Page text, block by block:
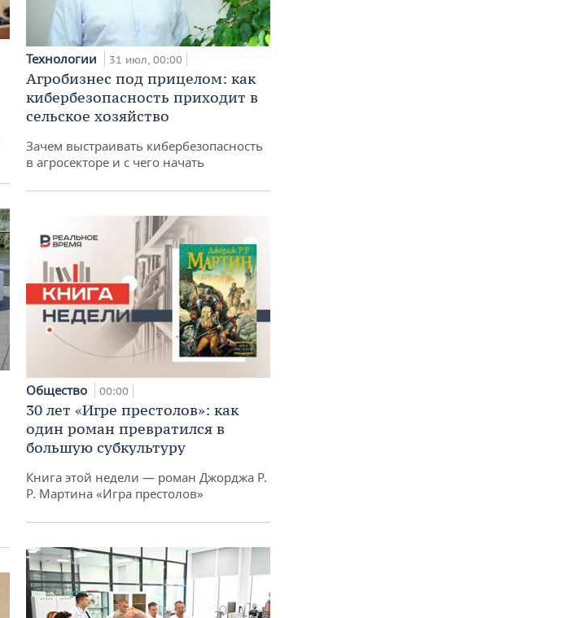
Технологии 31 июл, 00:00
Агробизнес под прицелом: как
кибербезопасность приходит в
сельское хозяйство
Зачем выстраивать кибербезопасность
в агросекторе и с чего начать
Общество 00:00
30 лет «Игре престолов»: как
один роман превратился в
большую субкультуру
Книга этой недели — роман Джорджа Р.
Р. Мартина «Игра престолов»